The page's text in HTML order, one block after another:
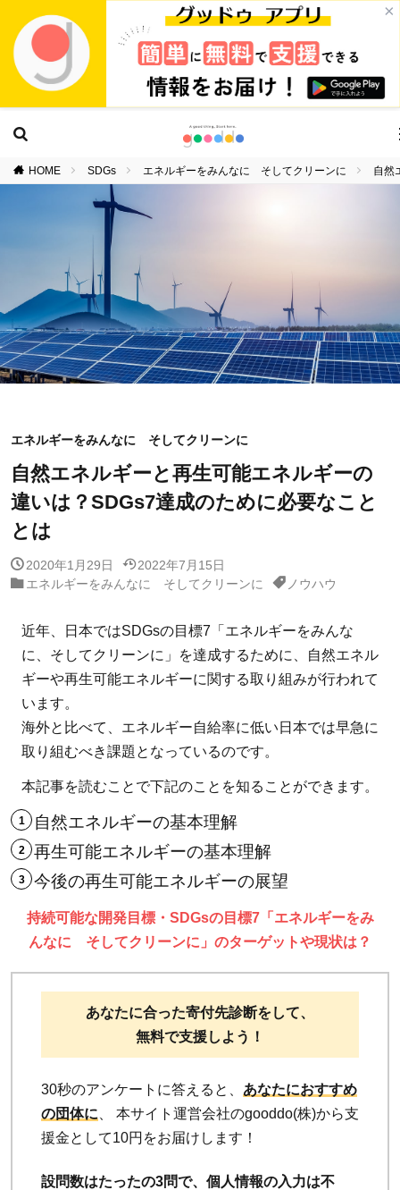
×
HOME SDGs エネルギーをみんなに そしてクリーンに 自然
エネルギーをみんなに そしてクリーンに
自然エネルギーと再生可能エネルギーの
違いは？SDGs7達成のために必要なこと
とは
2020年1月29日
2022年7月15日
エネルギーをみんなに そしてクリーンに
ノウハウ
近年、日本ではSDGsの目標7「エネルギーをみんな
に、そしてクリーンに」を達成するために、自然エネル
ギーや再生可能エネルギーに関する取り組みが行われて
います。
海外と比べて、エネルギー自給率に低い日本では早急に
取り組むべき課題となっているのです。
本記事を読むことで下記のことを知ることができます。
自然エネルギーの基本理解
再生可能エネルギーの基本理解
今後の再生可能エネルギーの展望
持続可能な開発目標・SDGsの目標7「エネルギーをみ
んなに そしてクリーンに」のターゲットや現状は？
あなたに合った寄付先診断をして、
無料で支援しよう！
30秒のアンケートに答えると、 あなたにおすすめ
の団体に 、 本サイト運営会社のgooddo(株)から支
援金として10円をお届けします！
設問数はたったの3問で、個人情報の入力は不